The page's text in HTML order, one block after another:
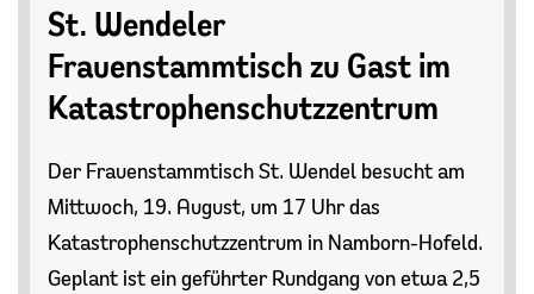
St. Wendeler
Frauenstammtisch zu Gast im
Katastrophenschutzzentrum
Der Frauenstammtisch St. Wendel besucht am
Mittwoch, 19. August, um 17 Uhr das
Katastrophenschutzzentrum in Namborn-Hofeld.
Geplant ist ein geführter Rundgang von etwa 2,5